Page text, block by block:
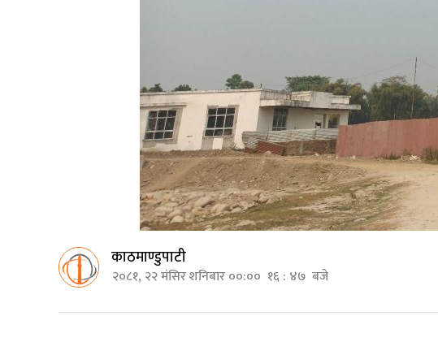
काठमाण्डुपाटी
२०८१, २२ मंसिर शनिबार ००:०० १६ : ४७ बजे